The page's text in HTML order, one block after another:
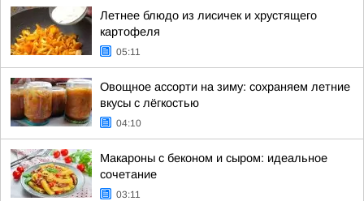
Летнее блюдо из лисичек и хрустящего
картофеля
05:11
Овощное ассорти на зиму: сохраняем летние
вкусы с лёгкостью
04:10
Макароны с беконом и сыром: идеальное
сочетание
03:11